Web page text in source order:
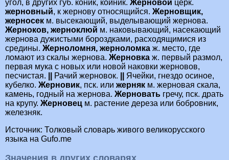
угол, в других губ. коник, койник. Жерновой церк.
жерновный, к жернову относящийся. Жерновщик,
жерносек м. высекающий, выделывающий жернова.
Жерноков, жерноклюй м. наковывающий, насекающий
жернова дужистыми бороздками, расходящимися из
средины. Жерноломня, жерноломка ж. место, где
ломают из скалы жернова. Жерновка ж. первый размол,
первая мука с новых или новой наковки жерновов,
песчистая.
Рачий жерновок.
Ячейки, гнездо осиное,
кубелко. Жерновик, пск. или жерняк м. жерновая скала,
камень, годный на жернова. Жерновать гречу, пск. драть
на крупу. Жерновец м. растение дереза или бобровник,
железняк.
Источник: Толковый словарь живого великорусского
языка на Gufo.me
Значения в других словарях